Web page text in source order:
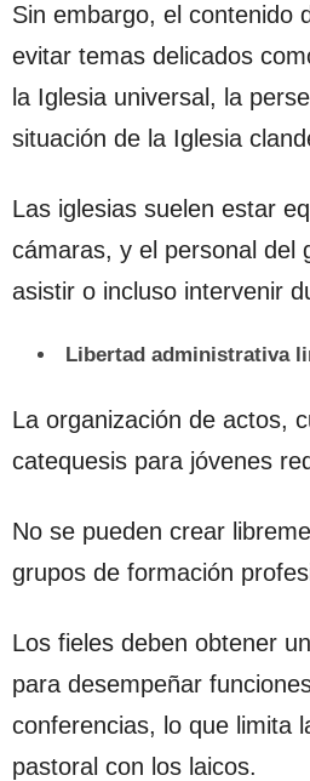
Sin embargo, el contenido
evitar temas delicados
la Iglesia universal, la
situación de la Iglesia
Las iglesias suelen estar
cámaras, y el personal del
asistir o incluso intervenir
Libertad administrativa
La organización de actos,
catequesis para jóvenes
No se pueden crear
grupos de formación
Los fieles deben obtener
para desempeñar
conferencias, lo que limita
pastoral con los laicos.